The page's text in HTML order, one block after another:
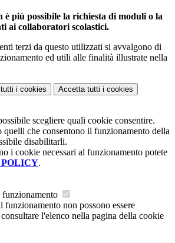
è più possibile la richiesta di moduli o la
ai collaboratori scolastici.
terzi da questo utilizzati si avvalgono di
ed utili alle finalità illustrate nella
i cookies Accetta tutti i cookies
scegliere quali cookie consentire.
quelli che consentono il funzionamento della
disabilitarli.
i cookie necessari al funzionamento potete
.
funzionamento
funzionamento non possono essere
l'elenco nella pagina della cookie